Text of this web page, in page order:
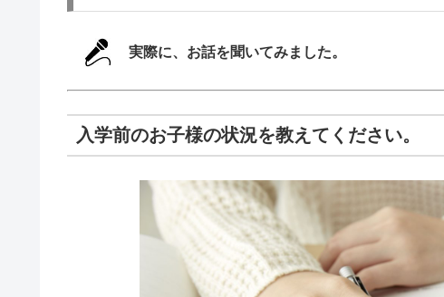
実際に、お話を聞いてみました。
入学前のお子様の状況を教えてください。